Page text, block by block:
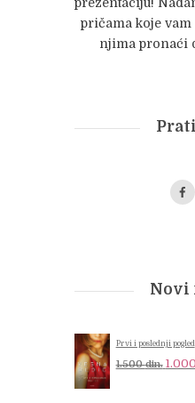
prezentaciju!
pričama koje
njima pronaći
Novi
Prvi i poslednji pogled
1.500din. 1.000